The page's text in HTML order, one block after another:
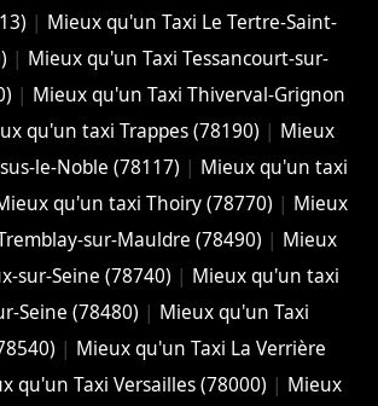
| Mieux qu'un Taxi Le Tertre-Saint-
| Mieux qu'un Taxi Tessancourt-sur-
| Mieux qu'un Taxi Thiverval-Grignon
qu'un taxi Trappes (78190) | Mieux
le-Noble (78117) | Mieux qu'un taxi
qu'un taxi Thoiry (78770) | Mieux
sur-Mauldre (78490) | Mieux
sur-Seine (78740) | Mieux qu'un taxi
Seine (78480) | Mieux qu'un Taxi
| Mieux qu'un Taxi La Verrière
qu'un Taxi Versailles (78000) | Mieux